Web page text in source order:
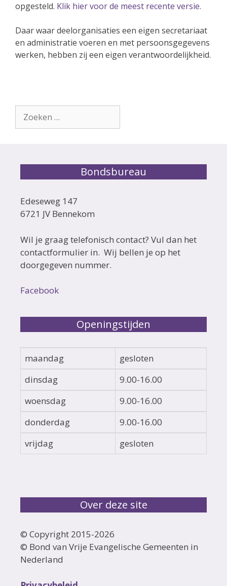
opgesteld. Klik hier voor de meest recente versie.
Daar waar deelorganisaties een eigen secretariaat
en administratie voeren en met persoonsgegevens
werken, hebben zij een eigen verantwoordelijkheid.
Zoek
naar:
Bondsbureau
Edeseweg 147
6721 JV Bennekom
Wil je graag telefonisch contact? Vul dan het
contactformulier in. Wij bellen je op het
doorgegeven nummer.
Facebook
Openingstijden
maandag
gesloten
dinsdag
9.00-16.00
woensdag
9.00-16.00
donderdag
9.00-16.00
vrijdag
gesloten
Over deze site
© Copyright 2015-2026
© Bond van Vrije Evangelische Gemeenten in
Nederland